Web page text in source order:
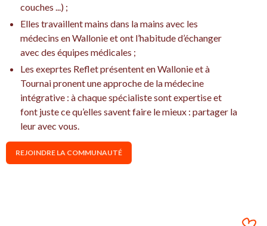
couches ...) ;
Elles travaillent mains dans la mains avec les
médecins en Wallonie et ont l’habitude d’échanger
avec des équipes médicales ;
Les exeprtes Reflet présentent en Wallonie et à
Tournai pronent une approche de la médecine
intégrative : à chaque spécialiste sont expertise et
font juste ce qu’elles savent faire le mieux : partager la
leur avec vous.
REJOINDRE LA COMMUNAUTÉ